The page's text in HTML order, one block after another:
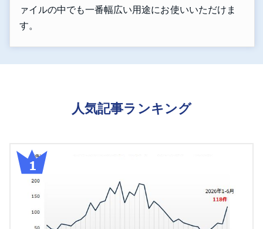
ァイルの中でも一番幅広い用途にお使いいただけま
す。
人気記事ランキング